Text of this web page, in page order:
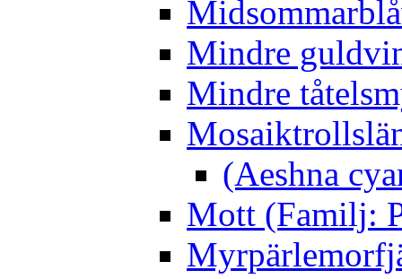
Mindre
Mindre
(Aeshna
Mott (Familj: